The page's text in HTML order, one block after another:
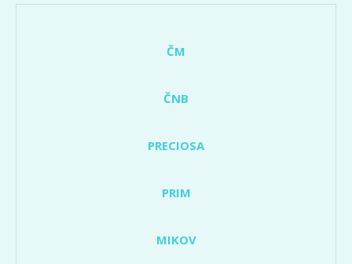
ČM
ČNB
PRECIOSA
PRIM
MIKOV